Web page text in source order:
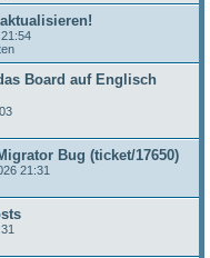
Board auf Englisch
Bug (ticket/17650)
21:31